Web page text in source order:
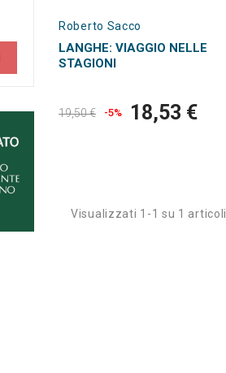
Roberto Sacco
LANGHE: VIAGGIO NELLE
STAGIONI
19,50 € -5% 18,53 €
Visualizzati 1-1 su 1 articoli